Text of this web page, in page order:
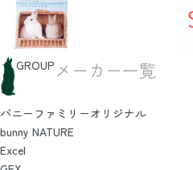
GROUP メーカー一覧
バニーファミリーオリジナル
bunny NATURE
Excel